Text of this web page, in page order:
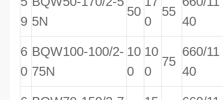
9 5N
50
0
55
40
6
0
BQW100-100/2-
75N
10
0
10
0
75
660/11
40